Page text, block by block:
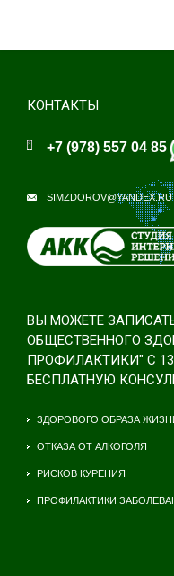
КОНТАКТЫ
+7 (978) 557 04 85
SIMZDOROV@YANDEX.RU
ВЫ МОЖЕТЕ
ОБЩЕСТВЕННОГО
ПРОФИЛАКТИКИ" С
БЕСПЛАТНУЮ
ЗДОРОВОГО ОБРАЗА
ОТКАЗА ОТ АЛКОГОЛЯ
РИСКОВ КУРЕНИЯ
ПРОФИЛАКТИКИ